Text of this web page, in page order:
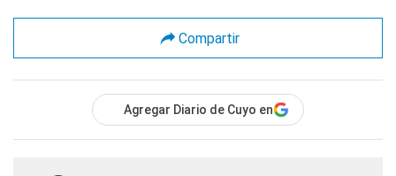
Compartir
Agregar Diario de Cuyo en